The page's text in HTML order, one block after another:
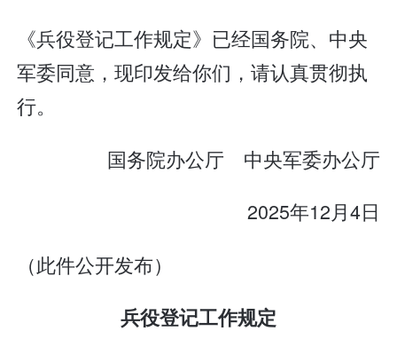
《兵役登记工作规定》已经国务院、中央
军委同意，现印发给你们，请认真贯彻执
行。
国务院办公厅 中央军委办公厅
2025年12月4日
（此件公开发布）
兵役登记工作规定